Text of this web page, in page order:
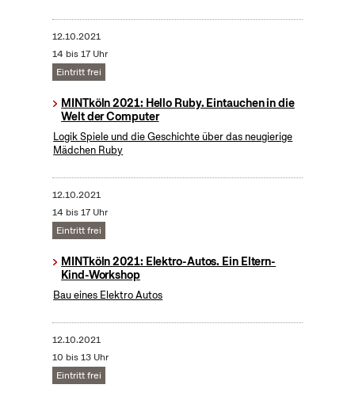
12.10.2021
14 bis 17 Uhr
Eintritt frei
MINTköln 2021: Hello Ruby. Eintauchen in die
Welt der Computer
Logik Spiele und die Geschichte über das neugierige
Mädchen Ruby
12.10.2021
14 bis 17 Uhr
Eintritt frei
MINTköln 2021: Elektro-Autos. Ein Eltern-
Kind-Workshop
Bau eines Elektro Autos
12.10.2021
10 bis 13 Uhr
Eintritt frei